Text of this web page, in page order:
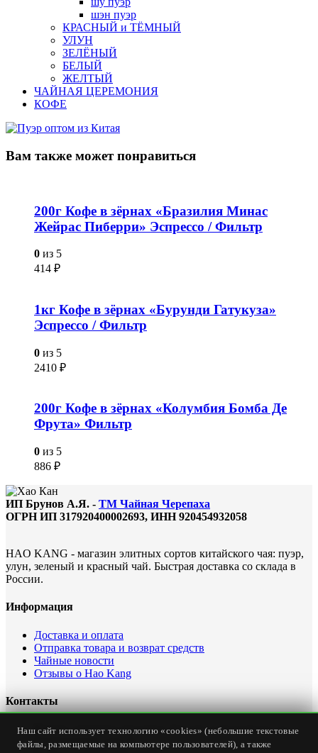
шэн пуэр
КРАСНЫЙ и ТЁМНЫЙ
УЛУН
ЗЕЛЁНЫЙ
БЕЛЫЙ
ЖЕЛТЫЙ
ЧАЙНАЯ ЦЕРЕМОНИЯ
КОФЕ
Вам также может понравиться
200г Кофе в зёрнах «Бразилия Минас
Жейрас Пиберри» Эспрессо / Фильтр
0 из 5
414 ₽
1кг Кофе в зёрнах «Бурунди Гатукуза»
Эспрессо / Фильтр
0 из 5
2410 ₽
200г Кофе в зёрнах «Колумбия Бомба Де
Фрута» Фильтр
0 из 5
886 ₽
ИП Брунов А.Я. - ТМ Чайная Черепаха
ОГРН ИП 317920400002693, ИНН 920454932058
HAO KANG - магазин элитных сортов китайского чая: пуэр,
улун, зеленый и красный чай. Быстрая доставка со склада в
России.
Информация
Доставка и оплата
Отправка товара и возврат средств
Чайные новости
Отзывы о Hao Kang
Контакты
Офис интернет магазина: Россия, Севастополь, ул.
Карантинная, дом 23
Наш сайт использует технологию «cookies» (небольшие текстовые
файлы, размещаемые на компьютере пользователей), а также